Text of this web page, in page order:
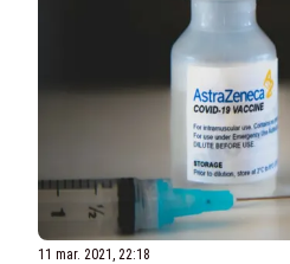
11 mar. 2021, 22:18